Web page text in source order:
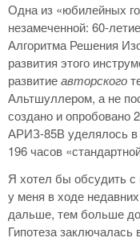
Одна из «юбилейных
незамеченной: 60-
Алгоритма Решения
развития этого
развитиеавторского
Альтшуллером, а не
создано и опробовано
АРИЗ-85В уделялось в
196 часов
Я хотел бы обсудить с
у меня в ходе
дальше, тем больше
Гипотеза